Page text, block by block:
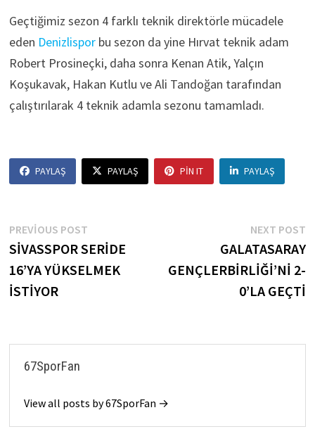
Geçtiğimiz sezon 4 farklı teknik direktörle mücadele
eden Denizlispor bu sezon da yine Hırvat teknik adam
Robert Prosineçki, daha sonra Kenan Atik, Yalçın
Koşukavak, Hakan Kutlu ve Ali Tandoğan tarafından
çalıştırılarak 4 teknik adamla sezonu tamamladı.
PAYLAŞ PAYLAŞ PIN IT PAYLAŞ
Yazı
gezinmesi
PREVIOUS POSTPrevious
post:
SİVASSPOR SERİDE
16’YA YÜKSELMEK
İSTİYOR
NEXT POST
GALATASARAY
GENÇLERBİRLİĞİ’Nİ 2-
0’LA GEÇTİ
67SporFan
View all posts by 67SporFan →